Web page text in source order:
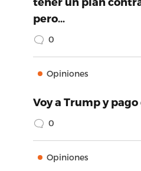
pero…
0
Opiniones
Voy a Trump y
0
Opiniones